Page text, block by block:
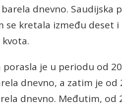
dnevno. Saudijska
kretala između deset
je u periodu od
dnevno, a zatim je od
dnevno. Međutim, od